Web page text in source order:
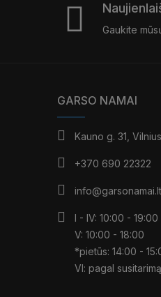
Gaukite
GARSO NAMAI
Kauno g. 31,
+370 690 22322
info@garsonamai.lt
I - IV: 10:00 - 19:00
V: 10:00 - 18:00
*pietūs: 14:00 -
VI: pagal susitarimą